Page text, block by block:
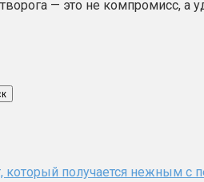
— это не компромисс, а
получается нежным с